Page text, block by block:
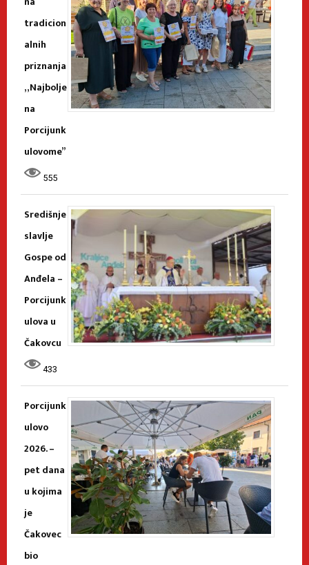
tradicion
alnih
priznanja
„Najbolje
na
Porcijunk
ulovome”
555
Središnje
slavlje
Gospe od
Anđela –
Porcijunk
ulova u
Čakovcu
433
Porcijunk
ulovo
2026. –
pet dana
u kojima
je
Čakovec
bio